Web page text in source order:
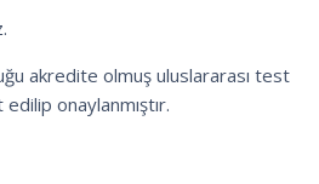
akredite olmuş uluslararası test
onaylanmıştır.